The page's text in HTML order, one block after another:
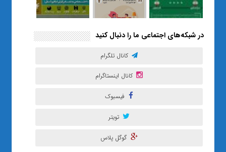
در شبکه‌های اجتماعی ما را دنبال کنید
کانال تلگرام
کانال اینستاگرام
فیسبوک
تویتر
گوگل پلاس